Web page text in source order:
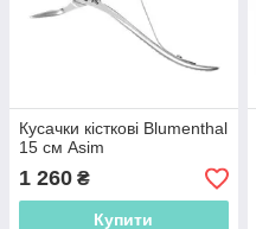
Кусачки кісткові Blumenthal
15 см Asim
1 260 ₴
Купити